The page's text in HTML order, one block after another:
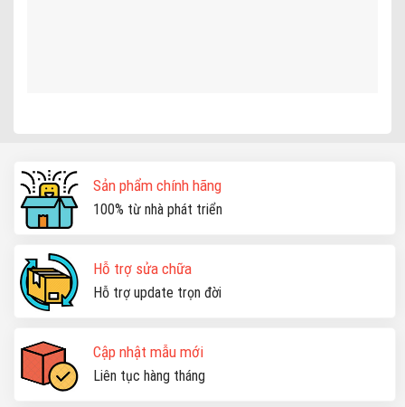
Sản phẩm chính hãng
100% từ nhà phát triển
Hỗ trợ sửa chữa
Hỗ trợ update trọn đời
Cập nhật mẫu mới
Liên tục hàng tháng